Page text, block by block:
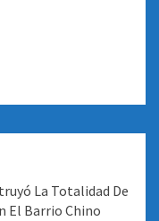
La Totalidad De
El Barrio Chino